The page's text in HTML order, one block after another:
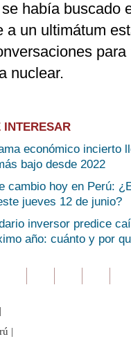
había buscado
a un ultimátum
para
nuclear.
INTERESAR
económico incierto
bajo desde 2022
cambio hoy en Perú:
jueves 12 de junio?
inversor predice
año: cuánto y por
|
|